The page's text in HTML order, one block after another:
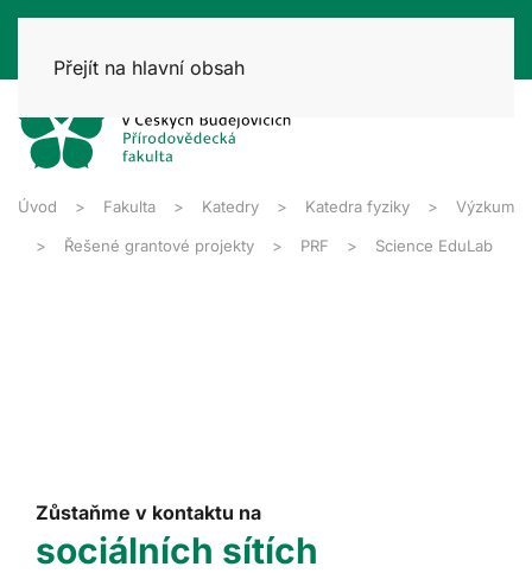
Přejít na hlavní obsah
Úvod Fakulta Katedry Katedra fyziky Výzkum
Řešené grantové projekty PRF Science EduLab
Zůstaňme v kontaktu na
sociálních sítích